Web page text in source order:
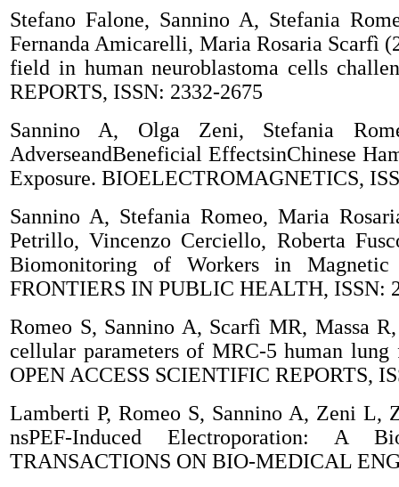
Stefano Falone, Sannino A, Stefania
Fernanda Amicarelli, Maria Rosaria Scarfì
field in human neuroblastoma cells
REPORTS, ISSN: 2332-2675
Sannino A, Olga Zeni, Stefania
AdverseandBeneficial EffectsinChinese
Exposure. BIOELECTROMAGNETICS,
Sannino A, Stefania Romeo, Maria
Petrillo, Vincenzo Cerciello, Roberta
Biomonitoring of Workers in Magnetic
FRONTIERS IN PUBLIC HEALTH, ISSN:
Romeo S, Sannino A, Scarfì MR, Massa
cellular parameters of MRC-5 human
OPEN ACCESS SCIENTIFIC REPORTS,
Lamberti P, Romeo S, Sannino A, Zeni L,
nsPEF-Induced Electroporation: A
TRANSACTIONS ON BIO-MEDICAL